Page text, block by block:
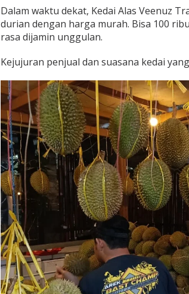
Dalam waktu dekat, Kedai Alas Veenuz
durian dengan harga murah. Bisa 100
rasa dijamin unggulan.
Kejujuran penjual dan suasana kedai